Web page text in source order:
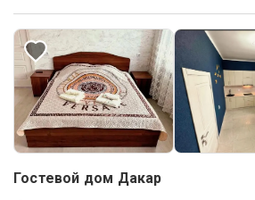
Гостевой дом Дакар